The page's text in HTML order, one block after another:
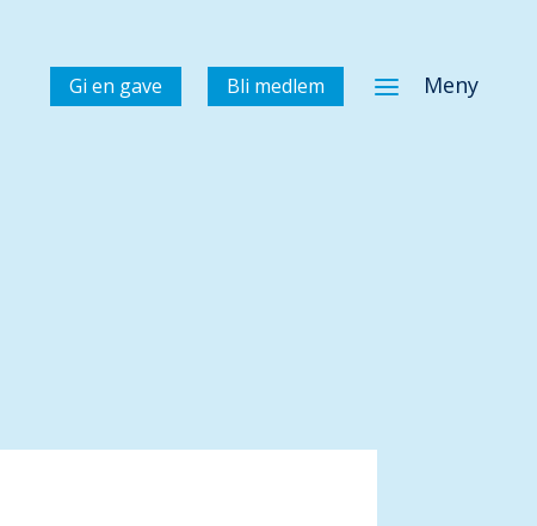
Gi en gave Bli medlem a Meny